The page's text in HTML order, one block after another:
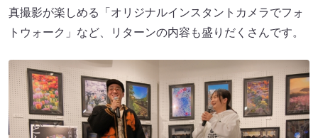
真撮影が楽しめる「オリジナルインスタントカメラでフォ
トウォーク」など、リターンの内容も盛りだくさんです。